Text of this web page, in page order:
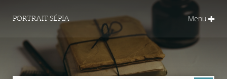
PORTRAIT SÉPIA Menu